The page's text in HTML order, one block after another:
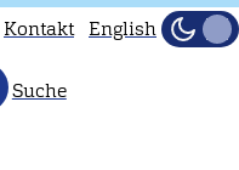
Kontakt English
Hell
Suche